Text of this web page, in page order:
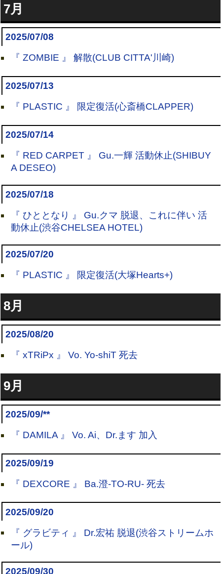
7月
2025/07/08
『 ZOMBIE 』 解散(CLUB CITTA'川崎)
2025/07/13
『 PLASTIC 』 限定復活(心斎橋CLAPPER)
2025/07/14
『 RED CARPET 』 Gu.一輝 活動休止(SHIBUY
A DESEO)
2025/07/18
『 ひととなり 』 Gu.クマ 脱退、これに伴い 活
動休止(渋谷CHELSEA HOTEL)
2025/07/20
『 PLASTIC 』 限定復活(大塚Hearts+)
8月
2025/08/20
『 xTRiPx 』 Vo. Yo-shiT 死去
9月
2025/09/**
『 DAMILA 』 Vo. Ai、Dr.ます 加入
2025/09/19
『 DEXCORE 』 Ba.澄-TO-RU- 死去
2025/09/20
『 グラビティ 』 Dr.宏祐 脱退(渋谷ストリームホ
ール)
2025/09/30